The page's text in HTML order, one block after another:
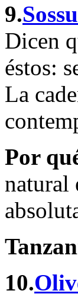
9.
Dicen
éstos:
La
Por
natural
10.